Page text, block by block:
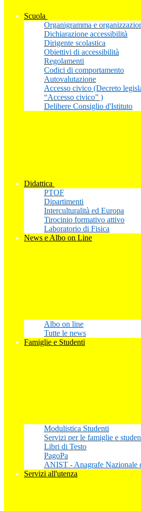
Scuola
Organigramma e
Dichiarazione accessibilità
Dirigente scolastica
Obiettivi di accessibilità
Regolamenti
Codici di comportamento
Autovalutazione
Accesso civico (Decreto
“Accesso civico” )
Delibere Consiglio d'Istituto
Didattica
PTOF
Dipartimenti
Interculturalità ed Europa
Tirocinio formativo attivo
Laboratorio di Fisica
News e Albo on Line
Albo on line
Tutte le news
Famiglie e Studenti
Modulistica Studenti
Servizi per le famiglie e
Libri di Testo
PagoPa
ANIST - Anagrafe Nazionale
Servizi all'utenza